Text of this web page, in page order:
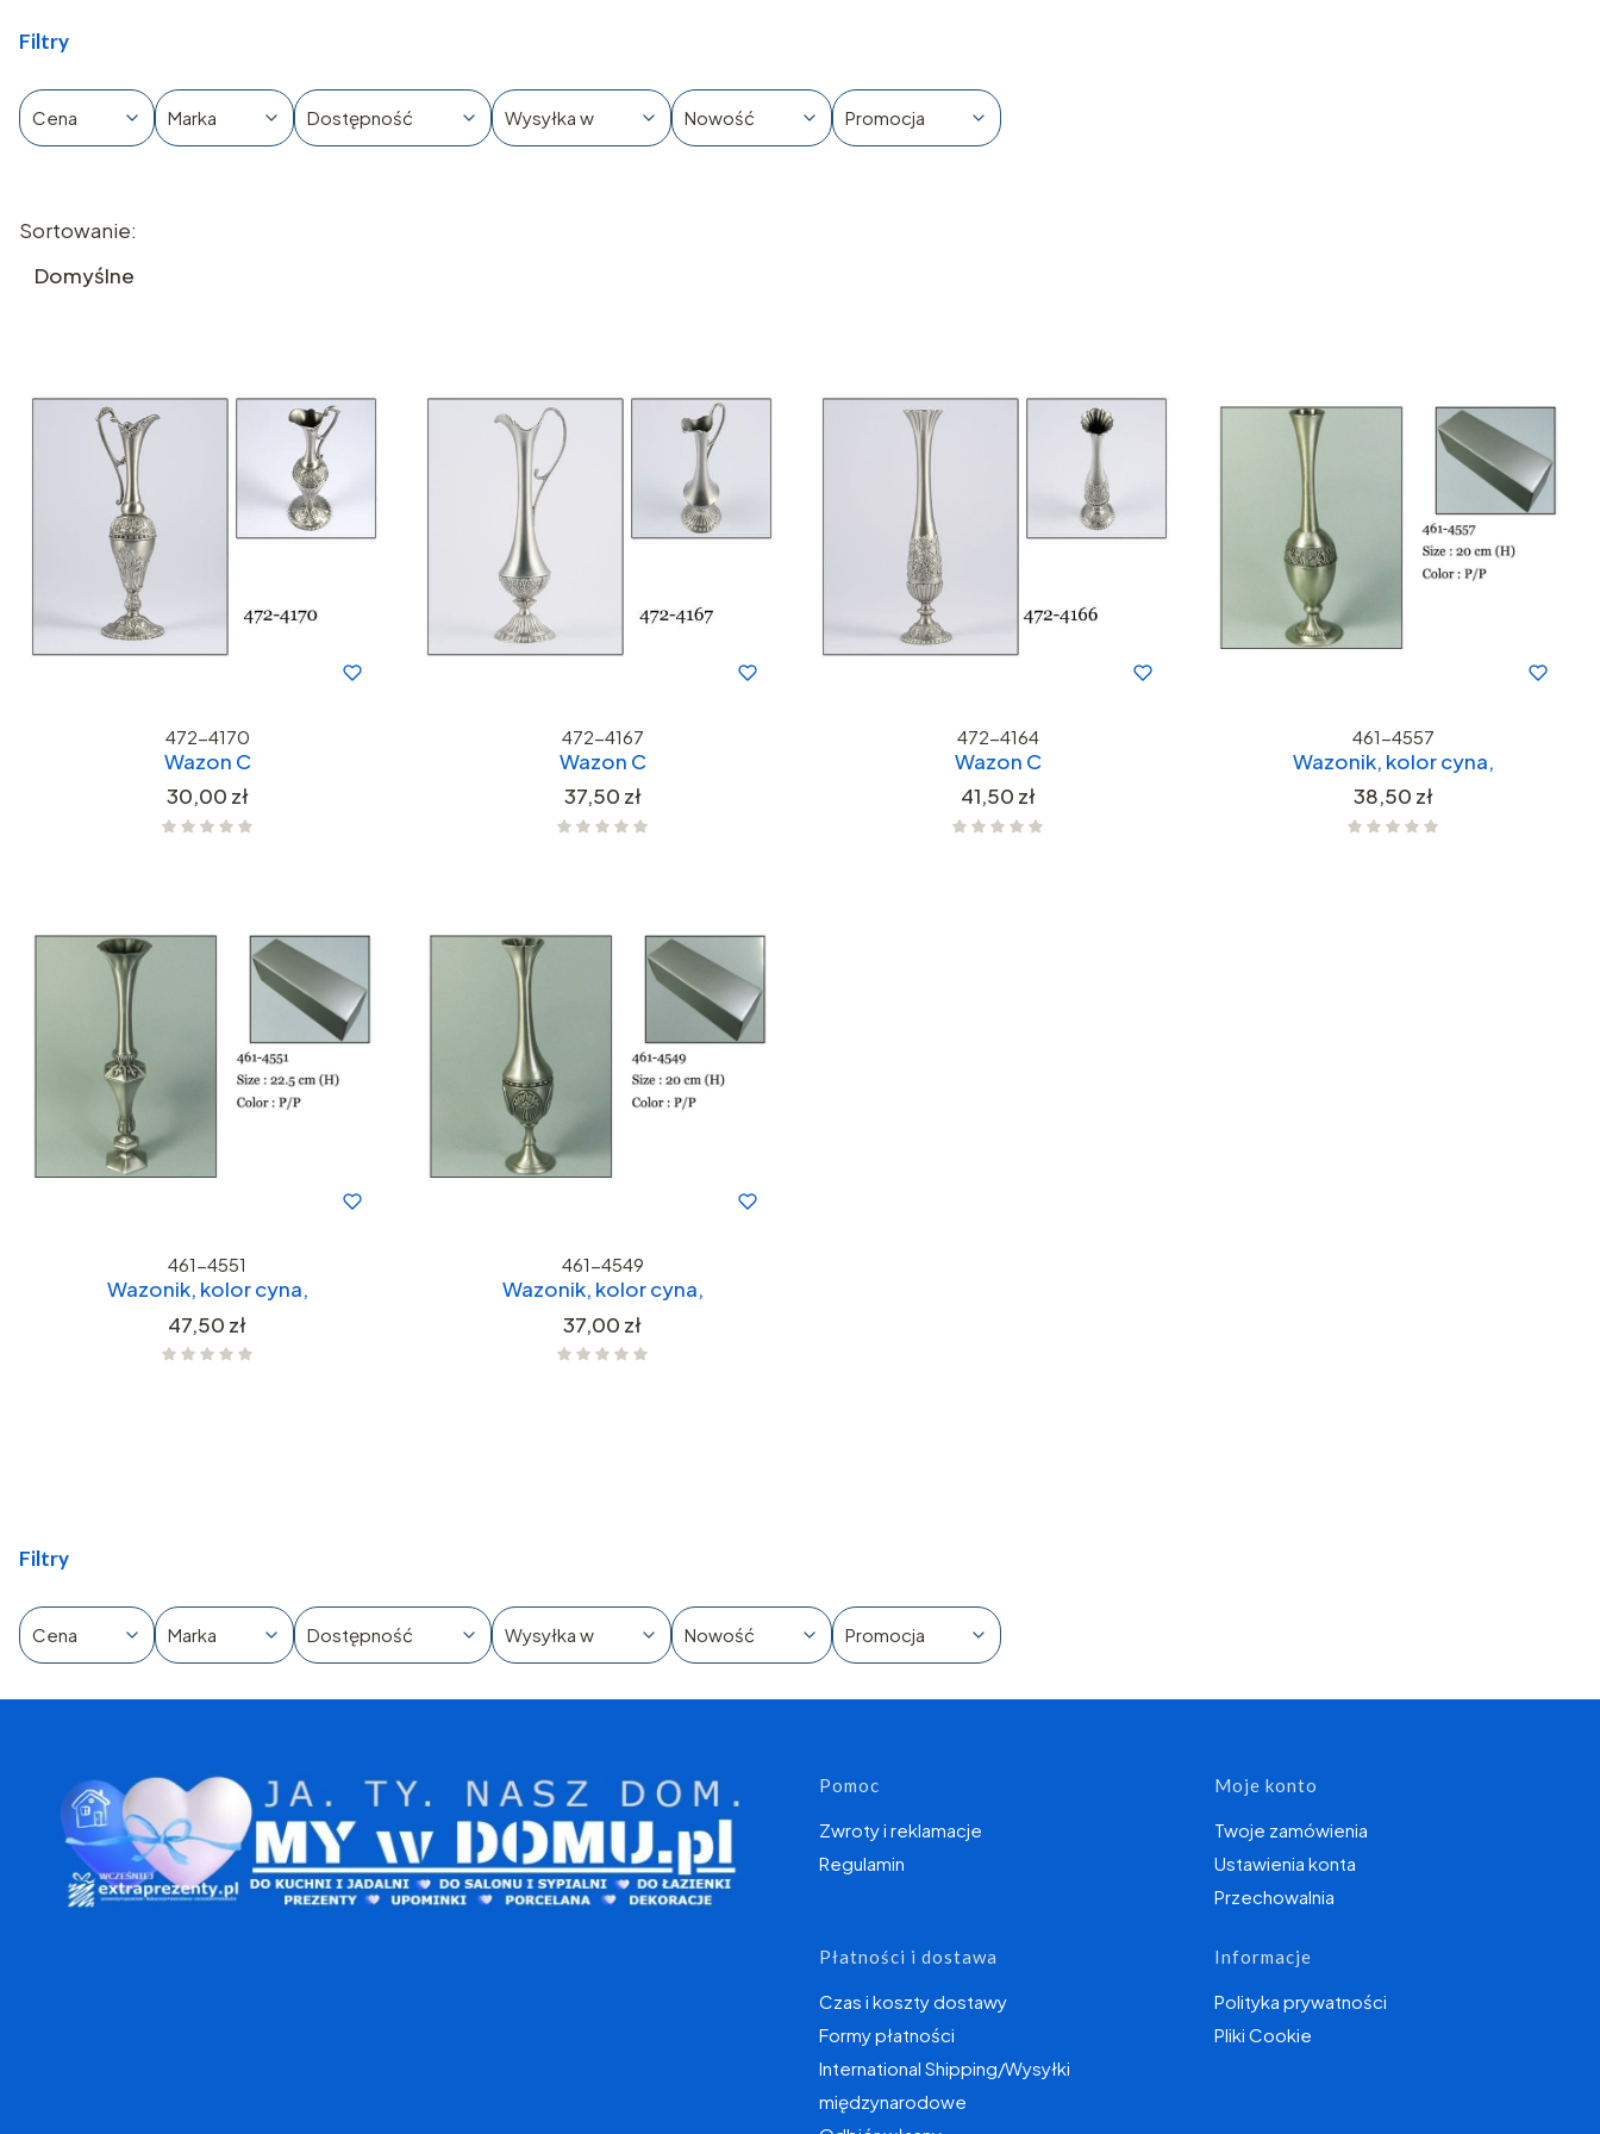
Filtry
Cena Marka Dostępność Wysyłka w Nowość Promocja
Lista produktów
Sortowanie:
Domyślne
472-4170
Wazon C
Cena
30,00 zł
472-4167
Wazon C
Cena
37,50 zł
472-4164
Wazon C
Cena
41,50 zł
461-4557
Wazonik, kolor cyna,
Cena
38,50 zł
461-4551
Wazonik, kolor cyna,
Cena
47,50 zł
461-4549
Wazonik, kolor cyna,
Cena
37,00 zł
Filtry
Cena Marka Dostępność Wysyłka w Nowość Promocja
Linki w stopce
Pomoc
Zwroty i reklamacje
Regulamin
Moje konto
Twoje zamówienia
Ustawienia konta
Przechowalnia
Płatności i dostawa
Czas i koszty dostawy
Formy płatności
International Shipping/Wysyłki
międzynarodowe
Informacje
Polityka prywatności
Pliki Cookie